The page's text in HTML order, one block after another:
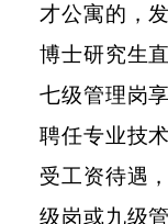
才公寓的，
博士研究生
七级管理岗
聘任专业技
受工资待遇
级岗或九级